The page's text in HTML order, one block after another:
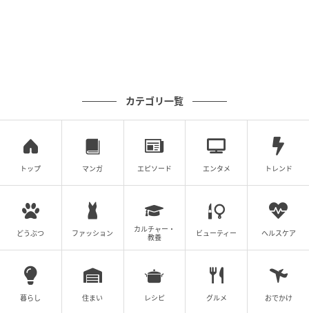
カテゴリ一覧
トップ マンガ エピソード エンタメ トレンド
どうぶつ ファッション
カルチャー・
教養
ビューティー ヘルスケア
暮らし 住まい レシピ グルメ おでかけ